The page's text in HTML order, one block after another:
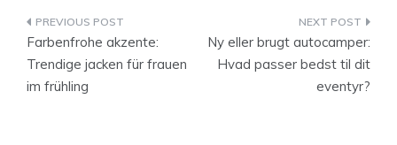
Indlægsnavigation
Farbenfrohe akzente:
Trendige jacken für frauen
im frühling
Ny eller brugt autocamper:
Hvad passer bedst til dit
eventyr?